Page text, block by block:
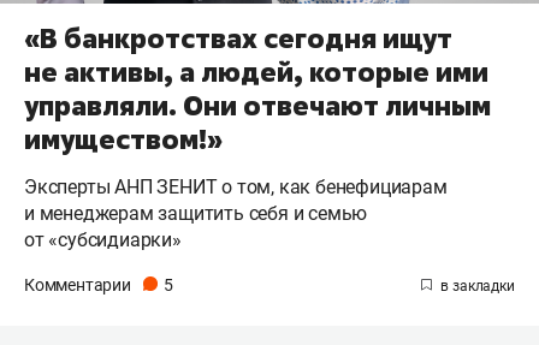
«В банкротствах сегодня ищут
не активы, а людей, которые ими
управляли. Они отвечают личным
имуществом!»
Эксперты АНП ЗЕНИТ о том, как бенефициарам
и менеджерам защитить себя и семью
от «субсидиарки»
Комментарии 5